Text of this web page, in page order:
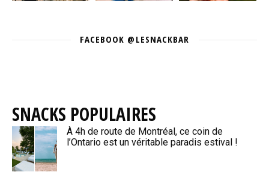
FACEBOOK @LESNACKBAR
SNACKS POPULAIRES
À 4h de route de Montréal, ce coin de
l’Ontario est un véritable paradis estival !